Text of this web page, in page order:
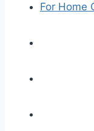
For Home